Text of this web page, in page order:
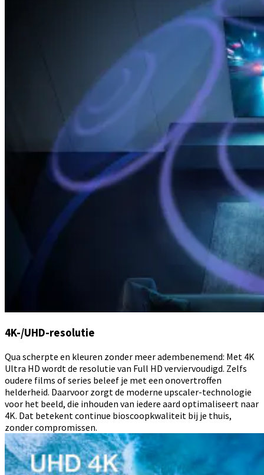
4K-/UHD-resolutie
Qua scherpte en kleuren zonder meer adembenemend: Met 4K
Ultra HD wordt de resolutie van Full HD verviervoudigd. Zelfs
oudere films of series beleef je met een onovertroffen
helderheid. Daarvoor zorgt de moderne upscaler-technologie
voor het beeld, die inhouden van iedere aard optimaliseert naar
4K. Dat betekent continue bioscoopkwaliteit bij je thuis,
zonder compromissen.